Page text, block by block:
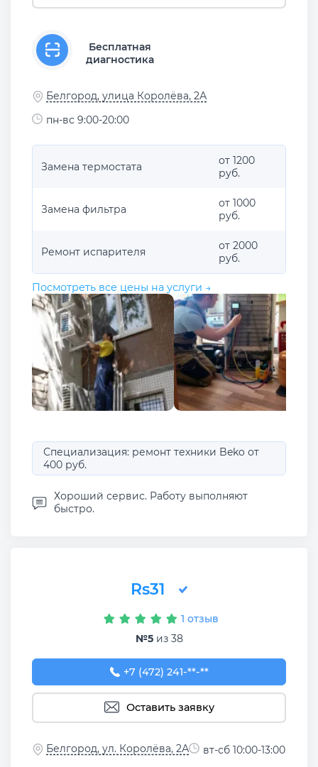
Бесплатная
диагностика
Белгород, улица Королёва, 2А
пн-вс 9:00-20:00
Замена термостата
от 1200
руб.
Замена фильтра
от 1000
руб.
Ремонт испарителя
от 2000
руб.
Посмотреть все цены на услуги →
Специализация: ремонт техники Beko от
400 руб.
Хороший сервис. Работу выполняют
быстро.
Rs31
1 отзыв
№5из 38
+7 (472) 241-62-45
+7 (472) 241-**-**
Оставить заявку
Белгород, ул. Королёва, 2А вт-сб 10:00-13:00